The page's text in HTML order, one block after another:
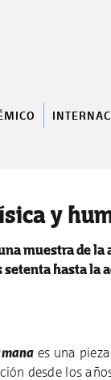
y
muestra de
setenta hasta la
es una
desde los